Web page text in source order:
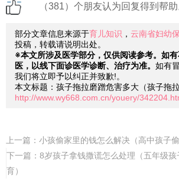
（381）个朋友认为回复得到帮助
部分文章信息来源于育儿知识 ， 云南省妇幼
投稿，转载请说明出处。
※本文所涉及医学部分，仅供阅读参考。如
医，以线下面诊医学诊断、治疗为准。 如有
我们将立即予以纠正并致歉!。
本文标题：孩子拖拉磨蹭危害多大（孩子拖
http://www.wy668.com.cn/youery/
上一篇： 小孩偷家里的钱怎么解决（高中孩子偷
下一篇： 8岁孩子拿钱撒谎怎么处理（五年级
育）